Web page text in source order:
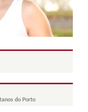
do Porto